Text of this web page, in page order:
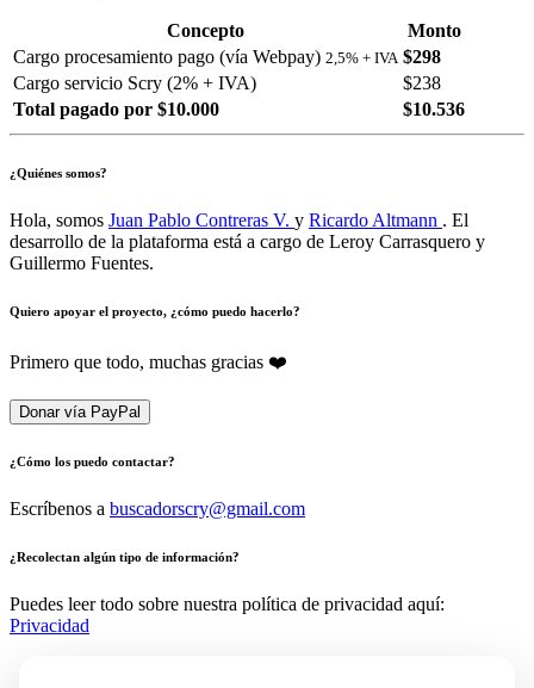
Concepto
Monto
Cargo procesamiento pago (vía Webpay) 2,5% + IVA $298
Cargo servicio Scry (2% + IVA)
$238
Total pagado por $10.000
$10.536
¿Quiénes somos?
Hola, somos Juan Pablo Contreras V. y Ricardo Altmann . El
desarrollo de la plataforma está a cargo de Leroy Carrasquero y
Guillermo Fuentes.
Quiero apoyar el proyecto, ¿cómo puedo hacerlo?
Primero que todo, muchas gracias ❤️
Donar vía PayPal
¿Cómo los puedo contactar?
Escríbenos a buscadorscry@gmail.com
¿Recolectan algún tipo de información?
Puedes leer todo sobre nuestra política de privacidad aquí:
Privacidad